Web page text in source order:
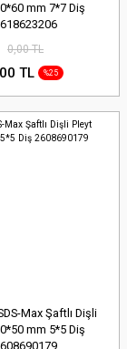
mm 7*7 Diş
0,00 TL
TL %25
Max Şaftlı Dişli
mm 5*5 Diş